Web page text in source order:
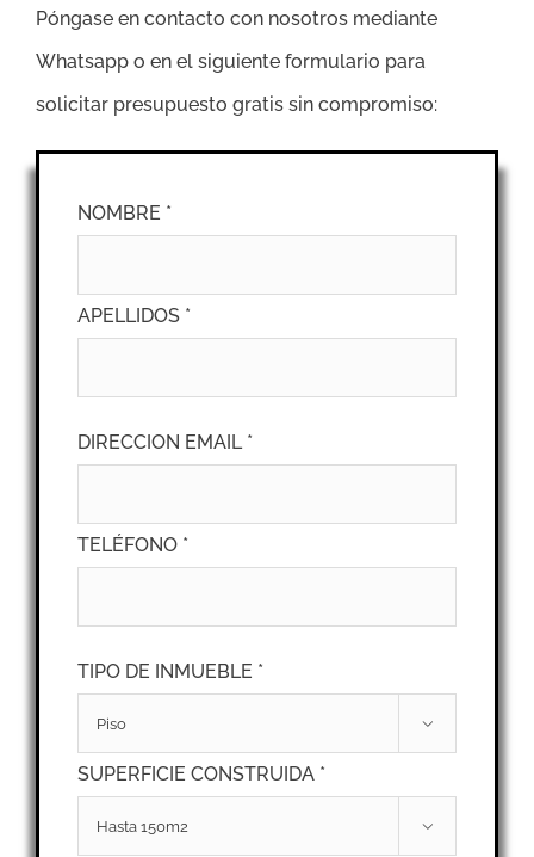
Póngase en contacto con nosotros mediante
Whatsapp o en el siguiente formulario para
solicitar presupuesto gratis sin compromiso:
NOMBRE *
APELLIDOS *
DIRECCION EMAIL *
TELÉFONO *
TIPO DE INMUEBLE *

SUPERFICIE CONSTRUIDA *
